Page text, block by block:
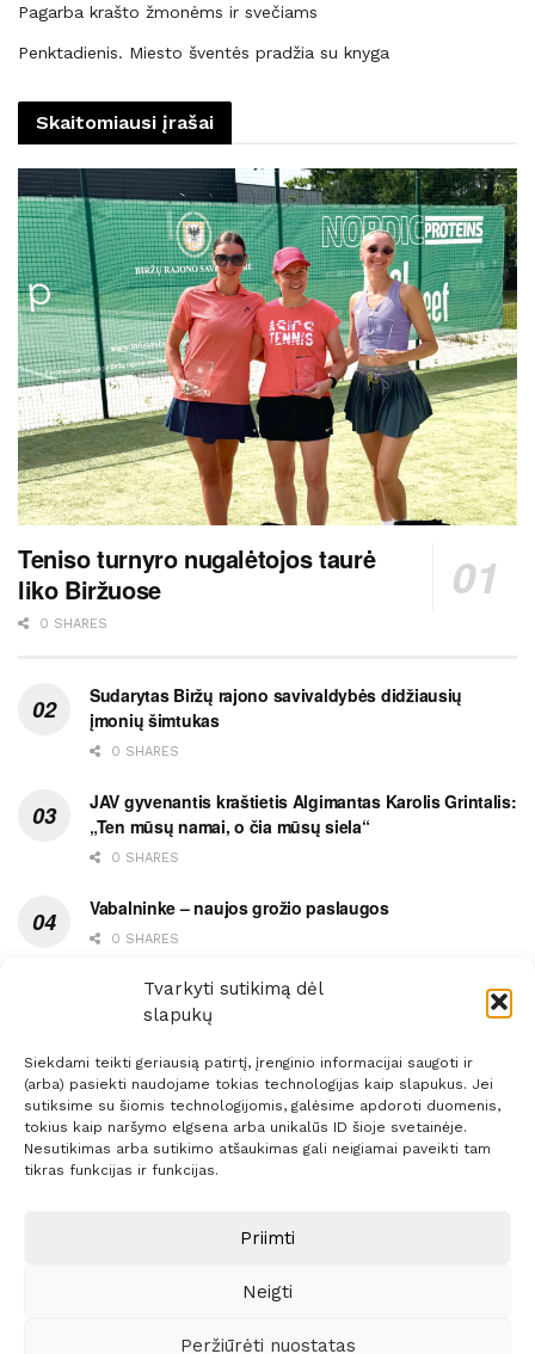
Tvarkyti sutikimą dėl
slapukų
Siekdami teikti geriausią patirtį, įrenginio informacijai saugoti ir
(arba) pasiekti naudojame tokias technologijas kaip slapukus. Jei
sutiksime su šiomis technologijomis, galėsime apdoroti duomenis,
tokius kaip naršymo elgsena arba unikalūs ID šioje svetainėje.
Nesutikimas arba sutikimo atšaukimas gali neigiamai paveikti tam
tikras funkcijas ir funkcijas.
Priimti
Neigti
Peržiūrėti nuostatas
Pagarba krašto žmonėms ir svečiams
Penktadienis. Miesto šventės pradžia su knyga
Skaitomiausi įrašai
Teniso turnyro nugalėtojos taurė
liko Biržuose
0 SHARES
Sudarytas Biržų rajono savivaldybės didžiausių
įmonių šimtukas
0 SHARES
JAV gyvenantis kraštietis Algimantas Karolis Grintalis:
„Ten mūsų namai, o čia mūsų siela“
0 SHARES
Vabalninke – naujos grožio paslaugos
0 SHARES
Vytauto gatvės grimasos, arba užsitęsusi Biržų gėda
0 SHARES
Prenumerata Reklama
Sprendimas:ITBrolis